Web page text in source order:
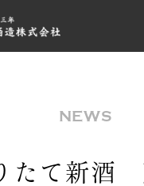
NEWS
たて新酒